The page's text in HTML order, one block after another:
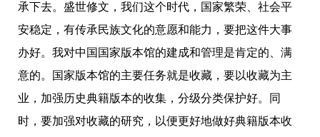
承下去。盛世修文，我们这个时代，国家繁荣、社会平
安稳定，有传承民族文化的意愿和能力，要把这件大事
办好。我对中国国家版本馆的建成和管理是肯定的、满
意的。国家版本馆的主要任务就是收藏，要以收藏为主
业，加强历史典籍版本的收集，分级分类保护好。同
时 ，要加强对收藏的研究，以便更好地做好典籍版本收